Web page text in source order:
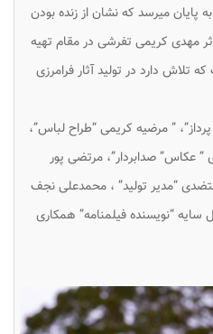
پایان میرسد که نشان از زنده بودن
مهدی کریمی تفرشی در مقام تهیه
تلاش دارد در تولید آثار فرامرزی
” مرضیه کریمی “طراح لباس”،
عکاس” صدابردار”، مرتضی پور
“مدیر تولید” ، محمدعلی نجف
سایه “نویسنده فیلمنامه” همکاری